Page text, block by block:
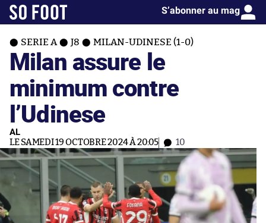
S’abonner au mag
SERIE A J8 MILAN-UDINESE (1-0)
Milan assure le
minimum contre
l’Udinese
AL
LE SAMEDI 19 OCTOBRE 2024 À 20:05 10